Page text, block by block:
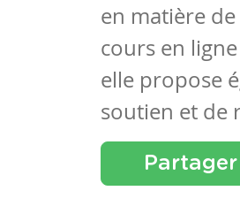
en matière
cours en
elle propose
soutien et de